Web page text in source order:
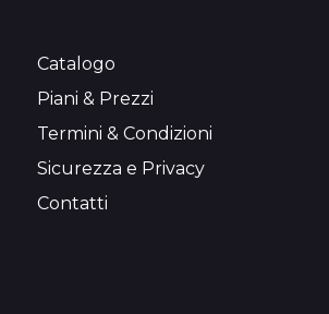
Catalogo
Piani & Prezzi
Termini & Condizioni
Sicurezza e Privacy
Contatti